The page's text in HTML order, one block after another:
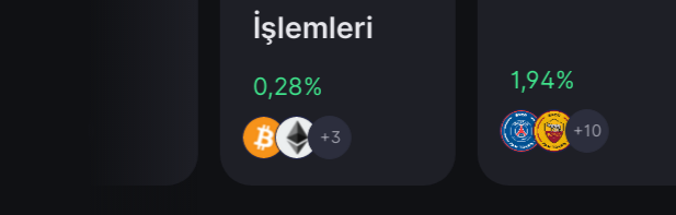
İşlemleri
0,28%
+3
1,94%
+10